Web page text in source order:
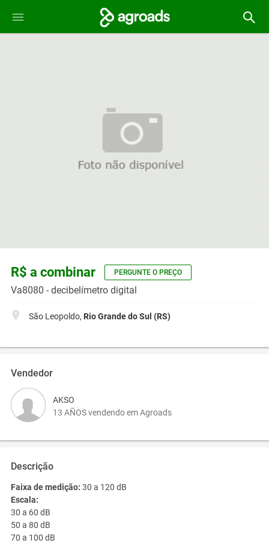
R$ a combinar PERGUNTE O PREÇO
Va8080 - decibelímetro digital
São Leopoldo, Rio Grande do Sul (RS)
Vendedor
AKSO
13 AÑOS vendendo em Agroads
Descrição
Faixa de medição: 30 a 120 dB
Escala:
30 a 60 dB
50 a 80 dB
70 a 100 dB